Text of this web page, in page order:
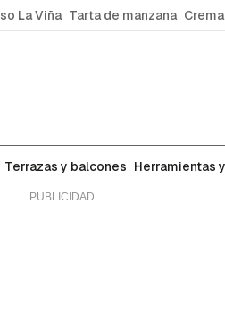
La Viña Tarta de manzana
Terrazas y balcones Herramientas